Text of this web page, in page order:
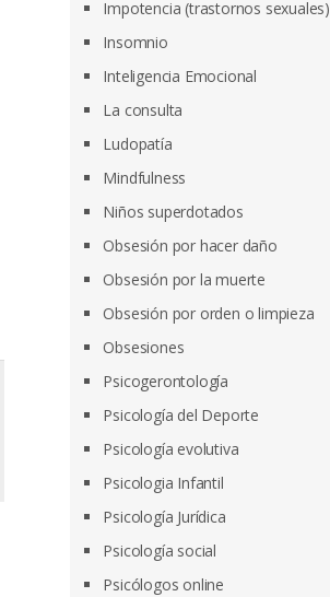
Impotencia (trastornos sexuales)
Insomnio
Inteligencia Emocional
La consulta
Ludopatía
Mindfulness
Niños superdotados
Obsesión por hacer daño
Obsesión por la muerte
Obsesión por orden o limpieza
Obsesiones
Psicogerontología
Psicología del Deporte
Psicología evolutiva
Psicologia Infantil
Psicología Jurídica
Psicología social
Psicólogos online